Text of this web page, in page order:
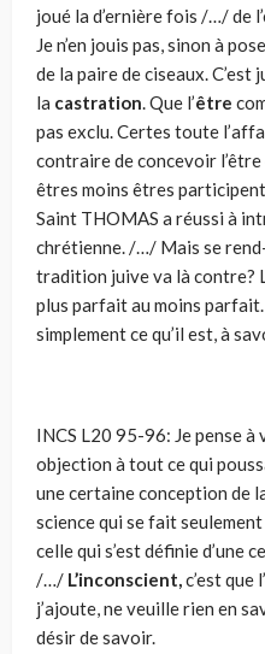
joué la d’ernière fois /…/ de
Je n’en jouis pas, sinon à
de la paire de ci­seaux. C’est
la castration. Que l’être
pas ex­clu. Certes toute
contraire de concevoir
êtres moins êtres
Saint THOMAS a réussi à
chrétienne. /…/ Mais se
tradition juive va là contre?
plus parfait au moins
simplement ce qu’il est, à
INCS L20 95-96: Je pense à
objection à tout ce qui
une cer­taine conception de
science qui se fait
celle qui s’est définie d’une
/…/ L’inconscient,c’est que
j’ajoute, ne veuille rien en
désir de savoir.